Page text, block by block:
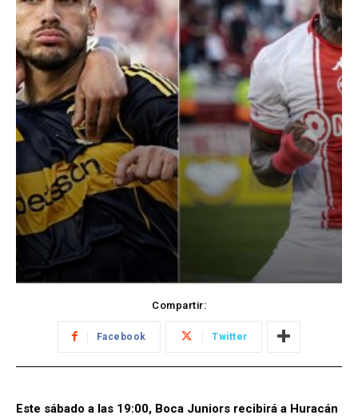
Compartir:
Facebook Twitter
Este sábado a las 19:00, Boca Juniors recibirá a Huracán